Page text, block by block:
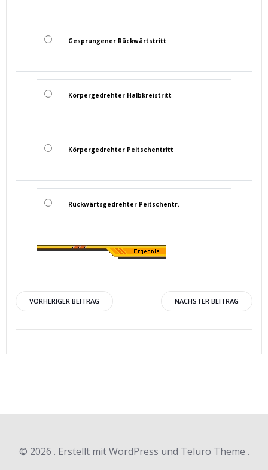
Gesprungener Rückwärtstritt
Körpergedrehter Halbkreistritt
Körpergedrehter Peitschentritt
Rückwärtsgedrehter Peitschentr.
Beitragsnavigation
VORHERIGER BEITRAG NÄCHSTER BEITRAG
© 2026 . Erstellt mit WordPress und Teluro Theme .